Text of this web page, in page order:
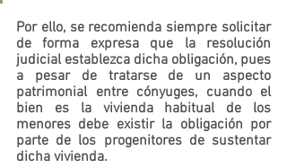
Por ello, se recomienda siempre solicitar
de forma expresa que la resolución
judicial establezca dicha obligación, pues
a pesar de tratarse de un aspecto
patrimonial entre cónyuges, cuando el
bien es la vivienda habitual de los
menores debe existir la obligación por
parte de los progenitores de sustentar
dicha vivienda.